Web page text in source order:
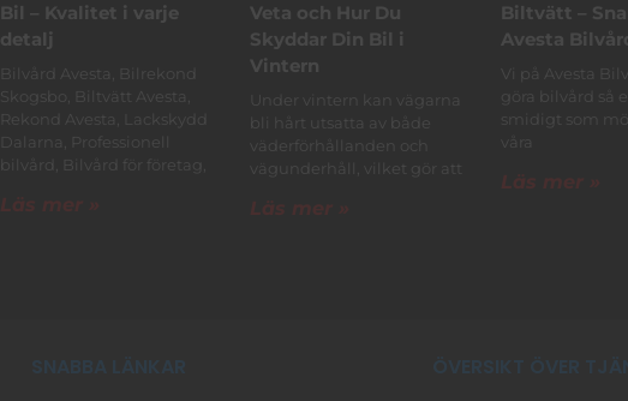
Bil – Kvalitet i varje
detalj
Bilvård Avesta, Bilrekond
Skogsbo, Biltvätt Avesta,
Rekond Avesta, Lackskydd
Dalarna, Professionell
bilvård, Bilvård för företag,
Läs mer »
Veta och Hur Du
Skyddar Din Bil i
Vintern
Under vintern kan vägarna
bli hårt utsatta av både
väderförhållanden och
vägunderhåll, vilket gör att
Läs mer »
Biltvätt –
Avesta
Vi på Avesta
göra bilvård så
smidigt som
våra
Läs mer »